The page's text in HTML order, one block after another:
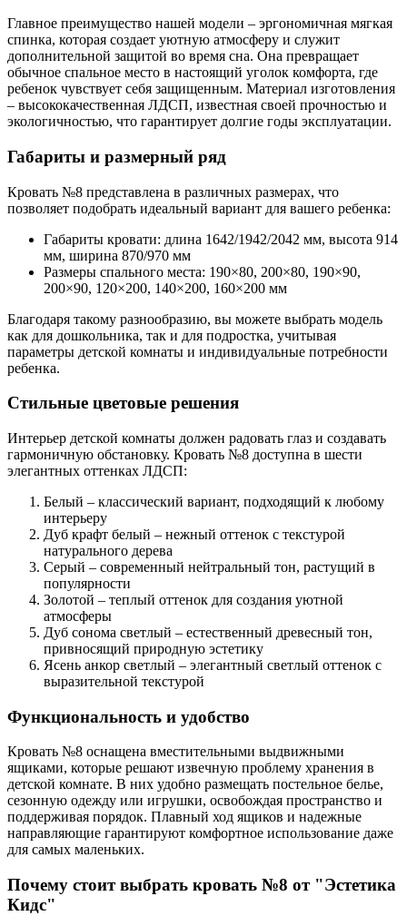
Главное преимущество нашей модели – эргономичная мягкая
спинка, которая создает уютную атмосферу и служит
дополнительной защитой во время сна. Она превращает
обычное спальное место в настоящий уголок комфорта, где
ребенок чувствует себя защищенным. Материал изготовления
– высококачественная ЛДСП, известная своей прочностью и
экологичностью, что гарантирует долгие годы эксплуатации.
Габариты и размерный ряд
Кровать №8 представлена в различных размерах, что
позволяет подобрать идеальный вариант для вашего ребенка:
Габариты кровати: длина 1642/1942/2042 мм, высота 914
мм, ширина 870/970 мм
Размеры спального места: 190×80, 200×80, 190×90,
200×90, 120×200, 140×200, 160×200 мм
Благодаря такому разнообразию, вы можете выбрать модель
как для дошкольника, так и для подростка, учитывая
параметры детской комнаты и индивидуальные потребности
ребенка.
Стильные цветовые решения
Интерьер детской комнаты должен радовать глаз и создавать
гармоничную обстановку. Кровать №8 доступна в шести
элегантных оттенках ЛДСП:
Белый – классический вариант, подходящий к любому
интерьеру
Дуб крафт белый – нежный оттенок с текстурой
натурального дерева
Серый – современный нейтральный тон, растущий в
популярности
Золотой – теплый оттенок для создания уютной
атмосферы
Дуб сонома светлый – естественный древесный тон,
привносящий природную эстетику
Ясень анкор светлый – элегантный светлый оттенок с
выразительной текстурой
Функциональность и удобство
Кровать №8 оснащена вместительными выдвижными
ящиками, которые решают извечную проблему хранения в
детской комнате. В них удобно размещать постельное белье,
сезонную одежду или игрушки, освобождая пространство и
поддерживая порядок. Плавный ход ящиков и надежные
направляющие гарантируют комфортное использование даже
для самых маленьких.
Почему стоит выбрать кровать №8 от "Эстетика
Кидс"